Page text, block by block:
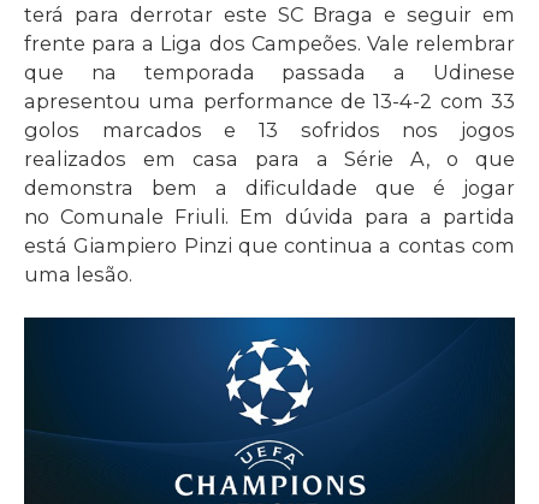
terá para derrotar este SC Braga e seguir em
frente para a Liga dos Campeões. Vale relembrar
que na temporada passada a Udinese
apresentou uma performance de 13-4-2 com 33
golos marcados e 13 sofridos nos jogos
realizados em casa para a Série A, o que
demonstra bem a dificuldade que é jogar
no Comunale Friuli. Em dúvida para a partida
está Giampiero Pinzi que continua a contas com
uma lesão.